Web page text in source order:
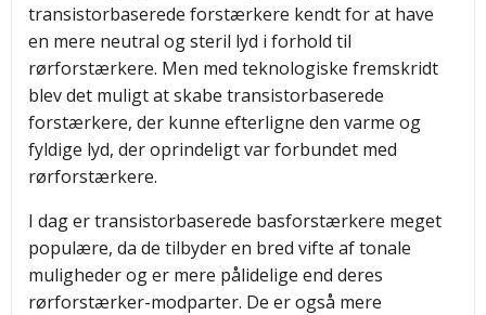
transistorbaserede forstærkere kendt for at have
en mere neutral og steril lyd i forhold til
rørforstærkere. Men med teknologiske fremskridt
blev det muligt at skabe transistorbaserede
forstærkere, der kunne efterligne den varme og
fyldige lyd, der oprindeligt var forbundet med
rørforstærkere.
I dag er transistorbaserede basforstærkere meget
populære, da de tilbyder en bred vifte af tonale
muligheder og er mere pålidelige end deres
rørforstærker-modparter. De er også mere